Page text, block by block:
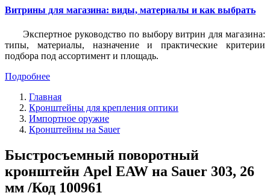
Витрины для магазина: виды, материалы и как выбрать
Экспертное руководство по выбору витрин для магазина:
типы, материалы, назначение и практические критерии
подбора под ассортимент и площадь.
Подробнее
Главная
Кронштейны для крепления оптики
Импортное оружие
Кронштейны на Sauer
Быстросъемный поворотный
кронштейн Apel EAW на Sauer 303, 26
мм /Код 100961